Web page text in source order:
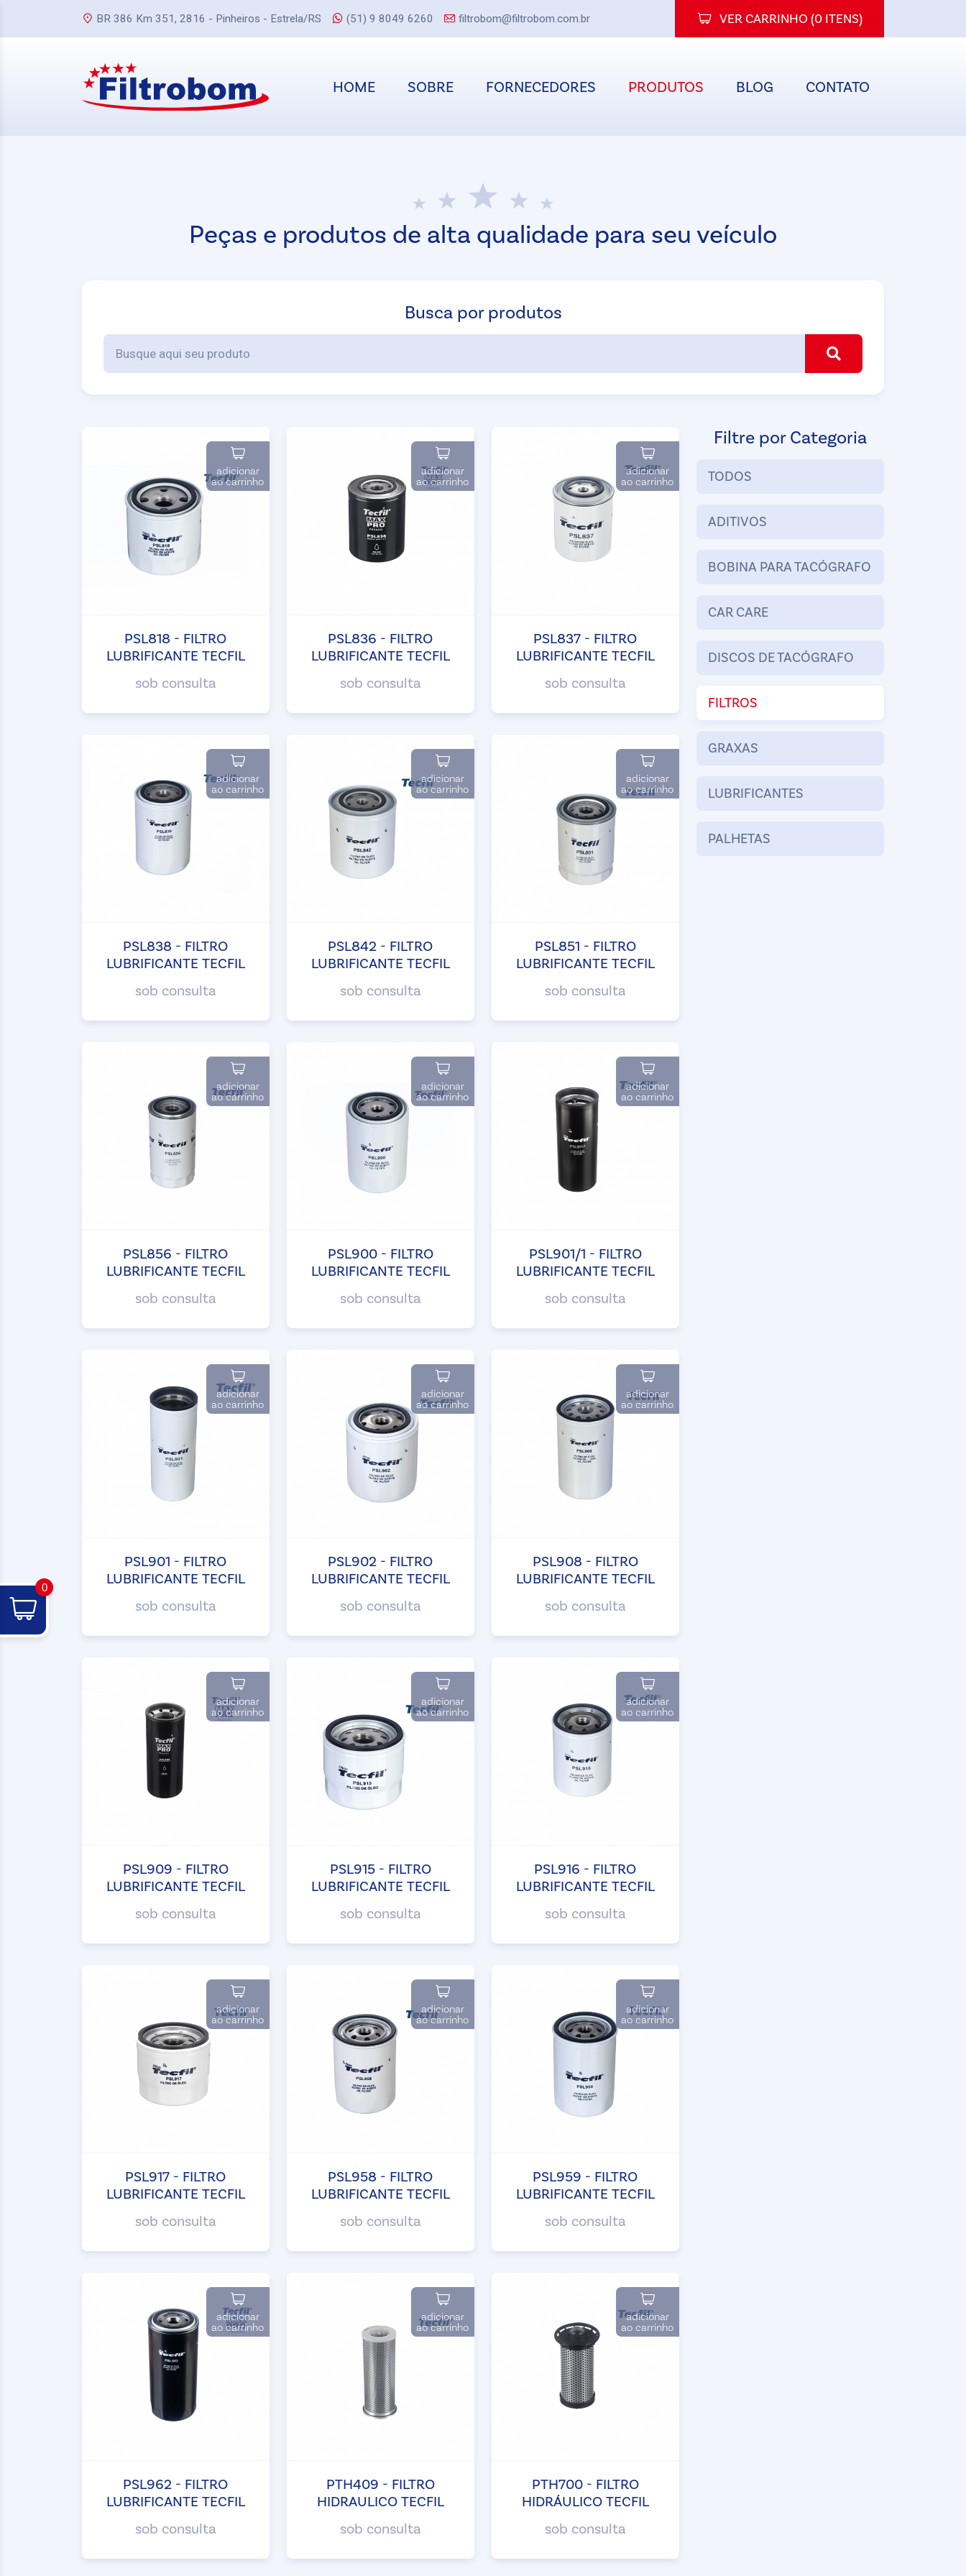
BR 386 Km 351, 2816 - Pinheiros - Estrela/RS (51) 9 8049 6260 filtrobom@filtrobom.com.br VER CARRINHO (0 ITENS)
HOME SOBRE FORNECEDORES PRODUTOS BLOG CONTATO
Peças e produtos de alta qualidade para seu veículo
Busca por produtos
Filtre por Categoria
TODOS
ADITIVOS
BOBINA PARA TACÓGRAFO
CAR CARE
DISCOS DE TACÓGRAFO
FILTROS
GRAXAS
LUBRIFICANTES
PALHETAS
adicionar
ao carrinho
PSL818 - FILTRO
LUBRIFICANTE TECFIL
sob consulta
adicionar
ao carrinho
PSL836 - FILTRO
LUBRIFICANTE TECFIL
sob consulta
adicionar
ao carrinho
PSL837 - FILTRO
LUBRIFICANTE TECFIL
sob consulta
adicionar
ao carrinho
PSL838 - FILTRO
LUBRIFICANTE TECFIL
sob consulta
adicionar
ao carrinho
PSL842 - FILTRO
LUBRIFICANTE TECFIL
sob consulta
adicionar
ao carrinho
PSL851 - FILTRO
LUBRIFICANTE TECFIL
sob consulta
adicionar
ao carrinho
PSL856 - FILTRO
LUBRIFICANTE TECFIL
sob consulta
adicionar
ao carrinho
PSL900 - FILTRO
LUBRIFICANTE TECFIL
sob consulta
adicionar
ao carrinho
PSL901/1 - FILTRO
LUBRIFICANTE TECFIL
sob consulta
adicionar
ao carrinho
PSL901 - FILTRO
LUBRIFICANTE TECFIL
sob consulta
adicionar
ao carrinho
PSL902 - FILTRO
LUBRIFICANTE TECFIL
sob consulta
adicionar
ao carrinho
PSL908 - FILTRO
LUBRIFICANTE TECFIL
sob consulta
adicionar
ao carrinho
PSL909 - FILTRO
LUBRIFICANTE TECFIL
sob consulta
adicionar
ao carrinho
PSL915 - FILTRO
LUBRIFICANTE TECFIL
sob consulta
adicionar
ao carrinho
PSL916 - FILTRO
LUBRIFICANTE TECFIL
sob consulta
adicionar
ao carrinho
PSL917 - FILTRO
LUBRIFICANTE TECFIL
sob consulta
adicionar
ao carrinho
PSL958 - FILTRO
LUBRIFICANTE TECFIL
sob consulta
adicionar
ao carrinho
PSL959 - FILTRO
LUBRIFICANTE TECFIL
sob consulta
adicionar
ao carrinho
PSL962 - FILTRO
LUBRIFICANTE TECFIL
sob consulta
adicionar
ao carrinho
PTH409 - FILTRO
HIDRAULICO TECFIL
sob consulta
adicionar
ao carrinho
PTH700 - FILTRO
HIDRÁULICO TECFIL
sob consulta
0